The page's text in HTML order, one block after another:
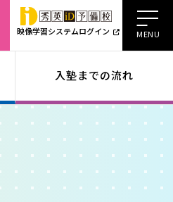
映像学習システムログイン
入塾までの流れ